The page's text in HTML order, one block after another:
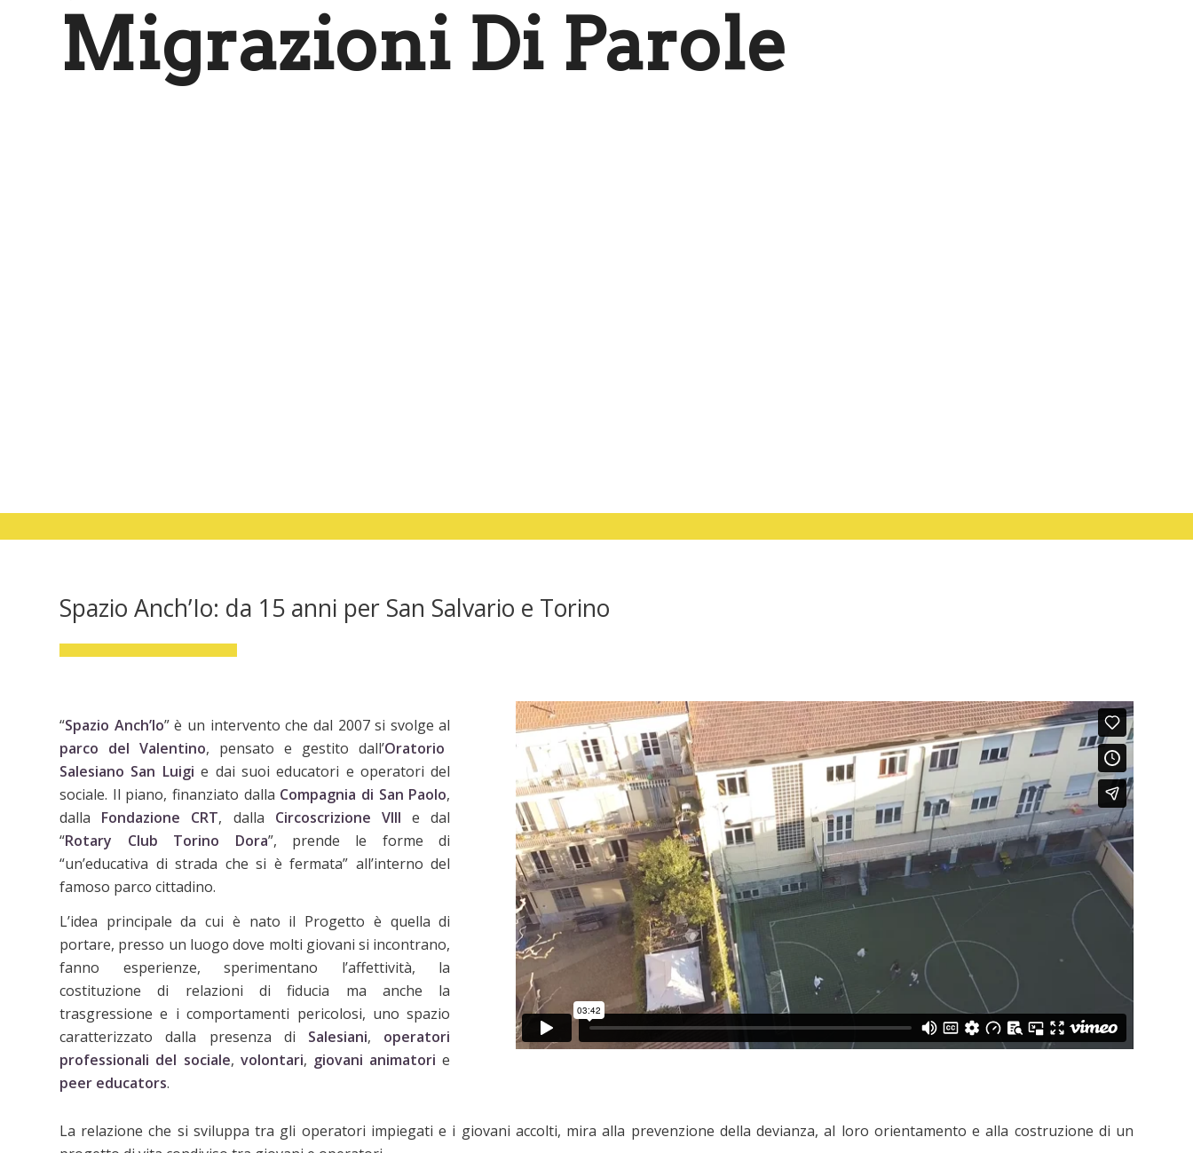
Migrazioni Di Parole
Spazio Anch’Io: da 15 anni per San Salvario e Torino
“Spazio Anch’Io” è un intervento che dal 2007 si svolge al
parco del Valentino, pensato e gestito dall’Oratorio
Salesiano San Luigi e dai suoi educatori e operatori del
sociale. Il piano, finanziato dalla Compagnia di San Paolo,
dalla Fondazione CRT, dalla Circoscrizione VIII e dal
“Rotary Club Torino Dora”, prende le forme di
“un’educativa di strada che si è fermata” all’interno del
famoso parco cittadino.
L’idea principale da cui è nato il Progetto è quella di
portare, presso un luogo dove molti giovani si incontrano,
fanno esperienze, sperimentano l’affettività, la
costituzione di relazioni di fiducia ma anche la
trasgressione e i comportamenti pericolosi, uno spazio
caratterizzato dalla presenza di Salesiani, operatori
professionali del sociale, volontari, giovani animatori e
peer educators.
La relazione che si sviluppa tra gli operatori impiegati e i giovani accolti, mira alla prevenzione della devianza, al loro orientamento e alla costruzione di un